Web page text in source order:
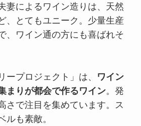
妻によるワイン造りは、天然
、とてもユニーク。少量生産
、ワイン通の方にも喜ばれそ
ープロジェクト」は、
ワイン
まりが都会で作るワイン。発
さで注目を集めています。ス
ルも素敵。